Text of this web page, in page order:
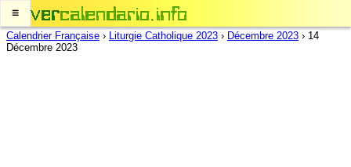
≡
Calendrier Française › Liturgie Catholique 2023 › Décembre 2023 › 14
Décembre 2023